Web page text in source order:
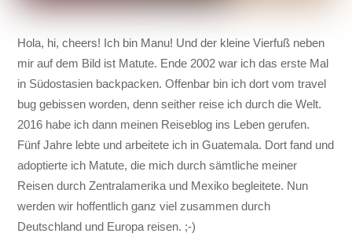
Hola, hi, cheers! Ich bin Manu! Und der kleine Vierfuß neben
mir auf dem Bild ist Matute. Ende 2002 war ich das erste Mal
in Südostasien backpacken. Offenbar bin ich dort vom travel
bug gebissen worden, denn seither reise ich durch die Welt.
2016 habe ich dann meinen Reiseblog ins Leben gerufen.
Fünf Jahre lebte und arbeitete ich in Guatemala. Dort fand und
adoptierte ich Matute, die mich durch sämtliche meiner
Reisen durch Zentralamerika und Mexiko begleitete. Nun
werden wir hoffentlich ganz viel zusammen durch
Deutschland und Europa reisen. ;-)